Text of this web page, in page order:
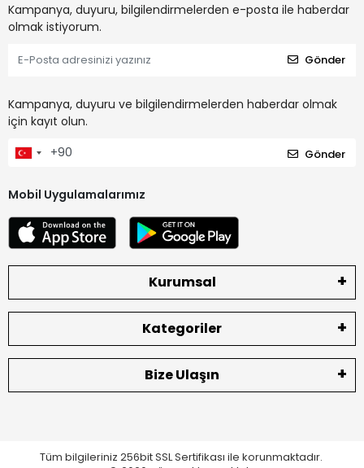
Kampanya, duyuru, bilgilendirmelerden e-posta ile haberdar
olmak istiyorum.
Gönder
Kampanya, duyuru ve bilgilendirmelerden haberdar olmak
için kayıt olun.
Gönder
Mobil Uygulamalarımız
Kurumsal
Kategoriler
Bize Ulaşın
Tüm bilgileriniz 256bit SSL Sertifikası ile korunmaktadır.